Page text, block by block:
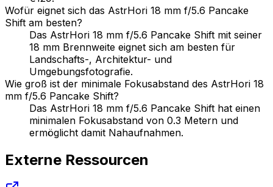
Wofür eignet sich das AstrHori 18 mm f/5.6 Pancake
Shift am besten?
Das AstrHori 18 mm f/5.6 Pancake Shift mit seiner
18 mm Brennweite eignet sich am besten für
Landschafts-, Architektur- und
Umgebungsfotografie.
Wie groß ist der minimale Fokusabstand des AstrHori 18
mm f/5.6 Pancake Shift?
Das AstrHori 18 mm f/5.6 Pancake Shift hat einen
minimalen Fokusabstand von 0.3 Metern und
ermöglicht damit Nahaufnahmen.
Externe Ressourcen